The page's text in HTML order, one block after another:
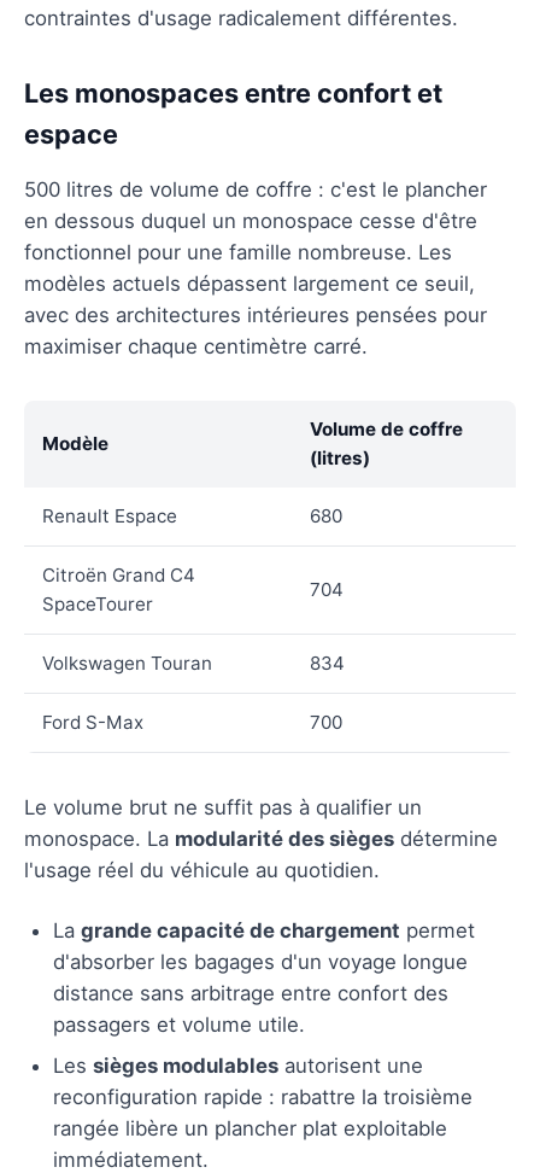
contraintes d'usage radicalement différentes.
Les monospaces entre confort et
espace
500 litres de volume de coffre : c'est le plancher
en dessous duquel un monospace cesse d'être
fonctionnel pour une famille nombreuse. Les
modèles actuels dépassent largement ce seuil,
avec des architectures intérieures pensées pour
maximiser chaque centimètre carré.
Modèle
Volume de coffre
(litres)
Renault Espace 680
Citroën Grand C4
SpaceTourer
704
Volkswagen Touran 834
Ford S-Max 700
Le volume brut ne suffit pas à qualifier un
monospace. La modularité des sièges détermine
l'usage réel du véhicule au quotidien.
La grande capacité de chargement permet
d'absorber les bagages d'un voyage longue
distance sans arbitrage entre confort des
passagers et volume utile.
Les sièges modulables autorisent une
reconfiguration rapide : rabattre la troisième
rangée libère un plancher plat exploitable
immédiatement.